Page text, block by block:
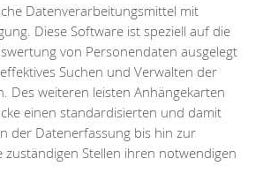
Datenverarbeitungsmittel mit
Diese Software ist speziell auf die
von Personendaten ausgelegt
Suchen und Verwalten der
Des weiteren leisten Anhängekarten
einen standardisierten und damit
der Datenerfassung bis hin zur
zuständigen Stellen ihren notwendigen